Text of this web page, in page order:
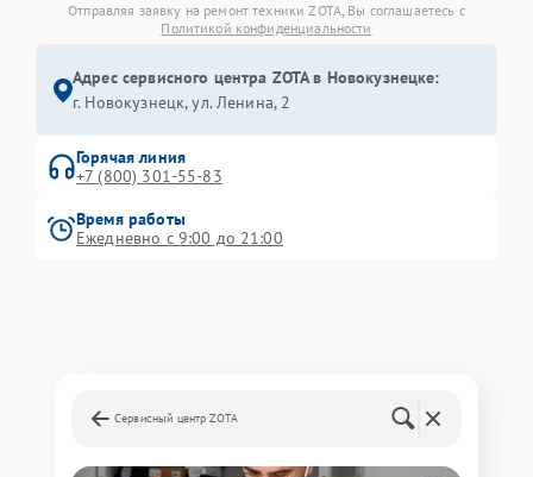
Отправляя заявку на ремонт техники ZOTA, Вы соглашаетесь с
Политикой конфиденциальности
Адрес сервисного центра ZOTA в Новокузнецке:
г. Новокузнецк, ул. Ленина, 2
Горячая линия
+7 (800) 301-55-83
Время работы
Ежедневно с 9:00 до 21:00
Сервисный центр ZOTA